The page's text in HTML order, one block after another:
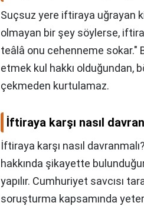
Suçsuz yere iftiraya uğrayan
olmayan bir şey söylerse,
teâlâ onu cehenneme sokar."
etmek kul hakkı olduğundan,
çekmeden kurtulamaz.
İftiraya karşı nasıl
İftiraya karşı nasıl
hakkında şikayette
yapılır. Cumhuriyet savcısı
soruşturma kapsamında